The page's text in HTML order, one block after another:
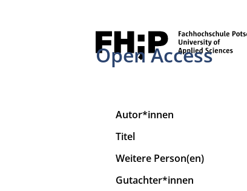
Open Access
Autor*innen
Titel
Weitere Person(en)
Gutachter*innen